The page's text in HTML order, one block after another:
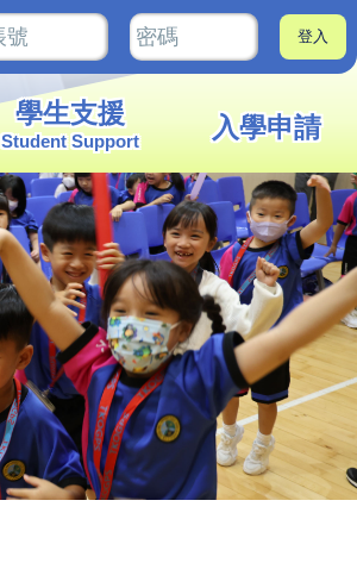
學生支援
Student Support 入學申請